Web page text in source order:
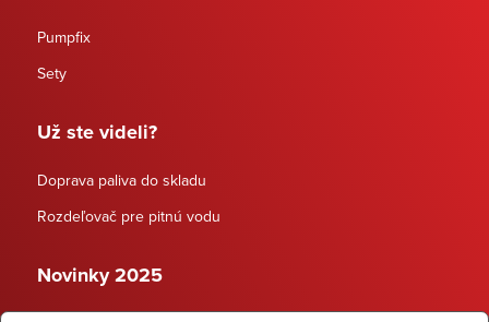
Pumpfix
Sety
Už ste videli?
Doprava paliva do skladu
Rozdeľovač pre pitnú vodu
Novinky 2025